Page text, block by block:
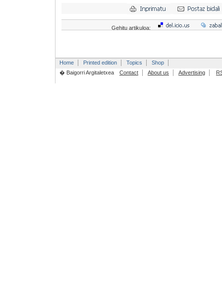
Gehitu artikuloa:
Home Printed edition Topics
Shop
� Baigorri Argitaletxea
Contact About us Advertising